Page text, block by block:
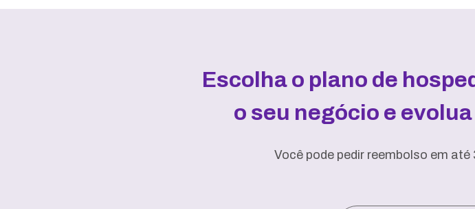
Escolha o plano de
o seu negócio e
Você pode pedir reembolso em